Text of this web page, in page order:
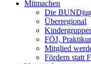
Mitmachen
Die
Überregional
FÖJ,
Mitglied
Fördern statt